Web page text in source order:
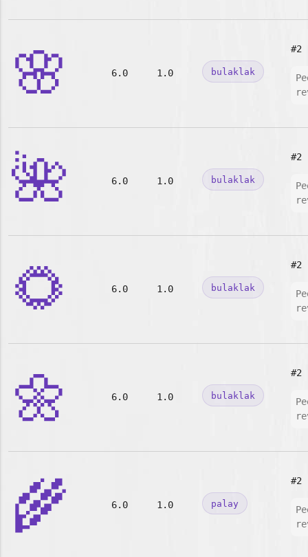
🌸 6.0 1.0 bulaklak
#2
🌺 6.0 1.0 bulaklak
#2
🌻 6.0 1.0 bulaklak
#2
🌼 6.0 1.0 bulaklak
#2
🌾 6.0 1.0 palay
#2